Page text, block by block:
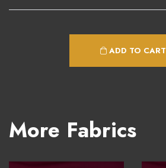
ADD TO CART
More Fabrics